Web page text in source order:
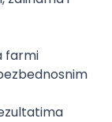
farmi